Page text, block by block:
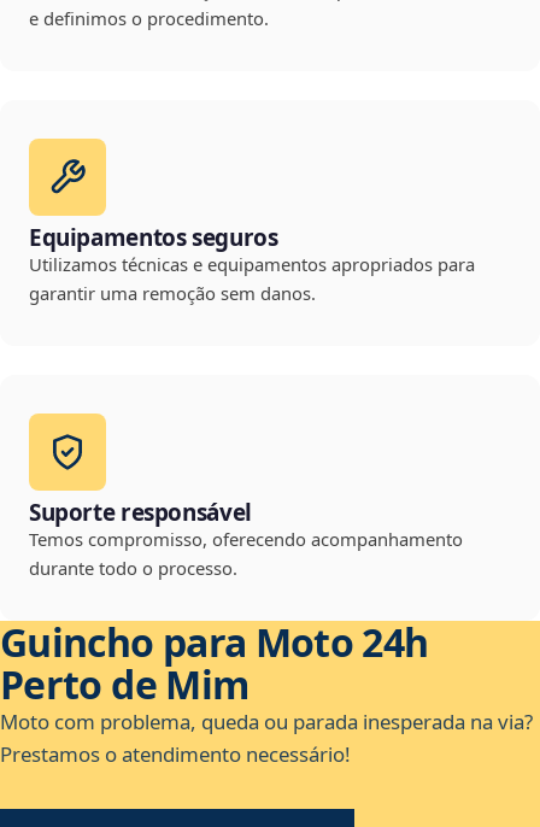
e definimos o procedimento.
Equipamentos seguros
Utilizamos técnicas e equipamentos apropriados para
garantir uma remoção sem danos.
Suporte responsável
Temos compromisso, oferecendo acompanhamento
durante todo o processo.
Guincho para Moto 24h
Perto de Mim
Moto com problema, queda ou parada inesperada na via?
Prestamos o atendimento necessário!